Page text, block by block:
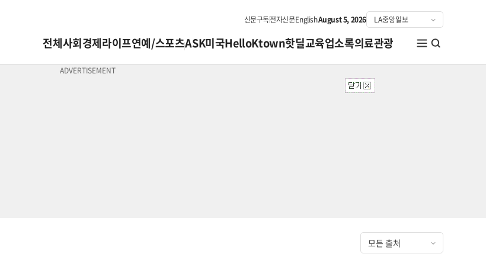
신문구독전자신문EnglishAugust 5, 2026
전체사회경제라이프연예/스포츠ASK미국HelloKtown핫딜교육업소록의료관광